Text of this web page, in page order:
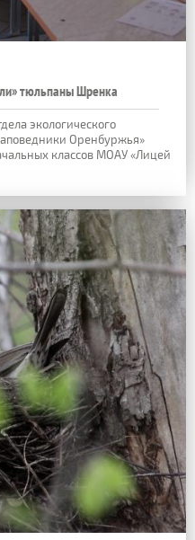
тюльпаны Шренка
экологического
Оренбуржья»
классов МОАУ «Лицей